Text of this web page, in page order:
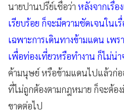
นายปานปรีย์เชื่อว่า หลังจากเรื่อ
เรียบร้อย ก็จะมีความชัดเจนในเ
เฉพาะการเดินทางข้ามแดน เพ
เพื่อท่องเที่ยวหรือทำงาน ก็ไม่น่
ค้ามนุษย์ หรือข้ามแดนไปแล้วก่
ที่ไม่ถูกต้องตามกฎหมาย ก็จะต้อง
ขาดต่อไป